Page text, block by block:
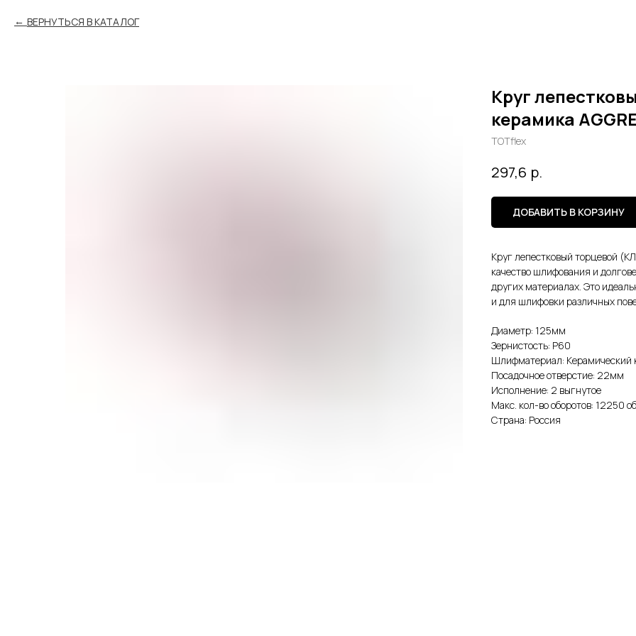
ВЕРНУТЬСЯ В КАТАЛОГ
Круг
керамика
TOTflex
297,6 р.
ДОБАВИТЬ В КОРЗИНУ
Круг лепестковый торцевой
качество шлифования и
других материалах. Это
и для шлифовки различных
Диаметр: 125мм
Зернистость: Р60
Шлифматериал: Керамический
Посадочное отверстие: 22мм
Исполнение: 2 выгнутое
Макс. кол-во оборотов: 12250
Страна: Россия